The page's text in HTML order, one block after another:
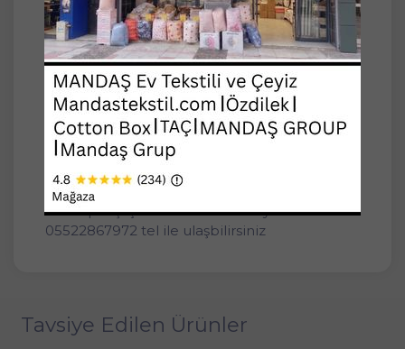
ideal bir ürün.
Extraforlu ve düğmeleri dikili olarak
gönderiyoruz, kornişe yada rustik halkaya
takmak için uygundur.
Özel siparişleriniz ve ölçüleriniz için bizi
arayabilir ya da whatsapp hattımızdan mesaj
atabilirsiniz.
özel sipariş için 05061229059 veya
05522867972 tel ile ulaşbilirsiniz
Tavsiye Edilen Ürünler